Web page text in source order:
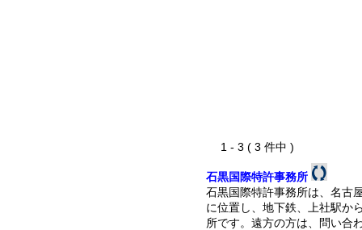
1 - 3 ( 3 件中 )
石黒国際特許事務所
石黒国際特許事務所は、名古
に位置し、地下鉄、上社駅か
所です。遠方の方は、問い合